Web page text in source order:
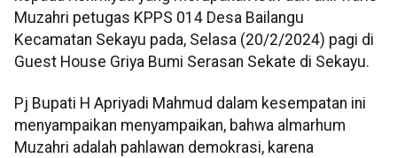
Muzahri petugas KPPS 014 Desa Bailangu
Kecamatan Sekayu pada, Selasa (20/2/2024) pagi di
Guest House Griya Bumi Serasan Sekate di Sekayu.
Pj Bupati H Apriyadi Mahmud dalam kesempatan ini
menyampaikan menyampaikan, bahwa almarhum
Muzahri adalah pahlawan demokrasi, karena